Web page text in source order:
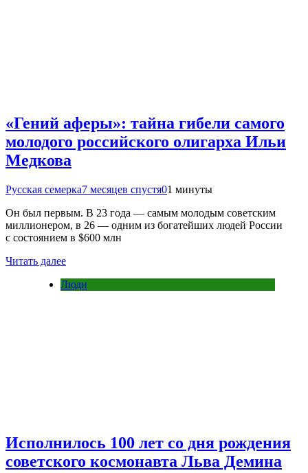
«Гений аферы»: тайна гибели самого
молодого российского олигарха Ильи
Медкова
Русская семерка7 месяцев спустя01 минуты
Он был первым. В 23 года — самым молодым советским
миллионером, в 26 — одним из богатейших людей России
с состоянием в $600 млн
Читать далее
Люди
Исполнилось 100 лет со дня рождения
советского космонавта Льва Демина